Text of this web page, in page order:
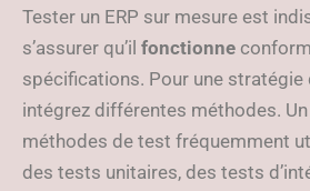
Tester un ERP sur mesure est
s’assurer qu’il fonctionne
spécifications. Pour une stratégie
intégrez différentes méthodes.
méthodes de test fréquemment
des tests unitaires, des tests